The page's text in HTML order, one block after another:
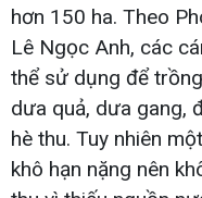
hơn 150 ha. Theo
Lê Ngọc Anh, các
thể sử dụng để
dưa quả, dưa gang,
hè thu. Tuy nhiên
khô hạn nặng nên